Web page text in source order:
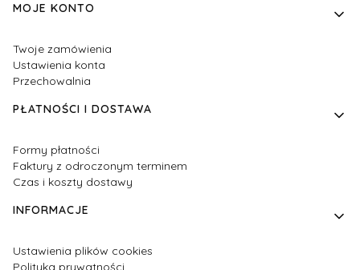
MOJE KONTO
Twoje zamówienia
Ustawienia konta
Przechowalnia
PŁATNOŚCI I DOSTAWA
Formy płatności
Faktury z odroczonym terminem
Czas i koszty dostawy
INFORMACJE
Ustawienia plików cookies
Polityka prywatności